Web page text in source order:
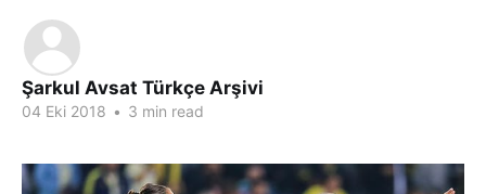
Şarkul Avsat Türkçe Arşivi
04 Eki 2018 • 3 min read